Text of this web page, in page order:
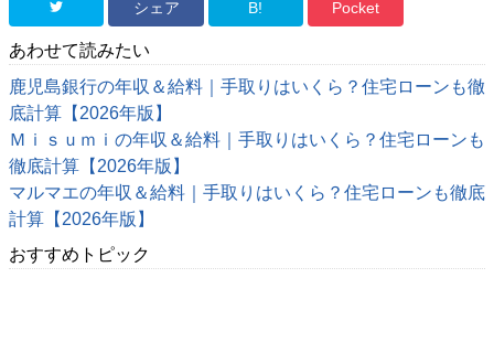
シェア B! Pocket
あわせて読みたい
鹿児島銀行の年収＆給料｜手取りはいくら？住宅ローンも徹
底計算【2026年版】
Ｍｉｓｕｍｉの年収＆給料｜手取りはいくら？住宅ローンも
徹底計算【2026年版】
マルマエの年収＆給料｜手取りはいくら？住宅ローンも徹底
計算【2026年版】
おすすめトピック